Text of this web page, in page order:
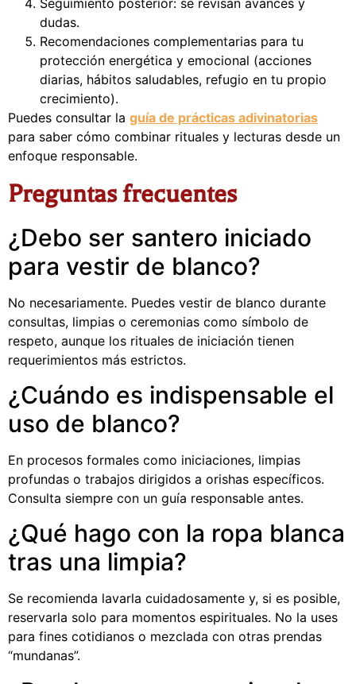
Seguimiento posterior: se revisan avances y
dudas.
Recomendaciones complementarias para tu
protección energética y emocional (acciones
diarias, hábitos saludables, refugio en tu propio
crecimiento).
Puedes consultar la guía de prácticas adivinatorias
para saber cómo combinar rituales y lecturas desde un
enfoque responsable.
Preguntas frecuentes
¿Debo ser santero iniciado
para vestir de blanco?
No necesariamente. Puedes vestir de blanco durante
consultas, limpias o ceremonias como símbolo de
respeto, aunque los rituales de iniciación tienen
requerimientos más estrictos.
¿Cuándo es indispensable el
uso de blanco?
En procesos formales como iniciaciones, limpias
profundas o trabajos dirigidos a orishas específicos.
Consulta siempre con un guía responsable antes.
¿Qué hago con la ropa blanca
tras una limpia?
Se recomienda lavarla cuidadosamente y, si es posible,
reservarla solo para momentos espirituales. No la uses
para fines cotidianos o mezclada con otras prendas
“mundanas”.